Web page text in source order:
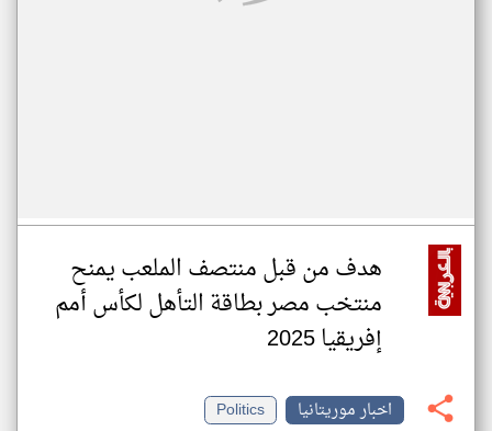
هدف من قبل منتصف الملعب يمنح
منتخب مصر بطاقة التأهل لكأس أمم
إفريقيا 2025
اخبار موريتانيا
Politics